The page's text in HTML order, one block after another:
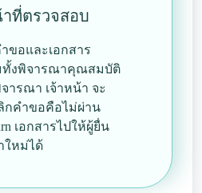
าที่ตรวจสอบ
ขอและเอกสาร
ทั้งพิจารณาคุณสมบัติ
ารณา เจ้าหน้า จะ
กคำขอคือไม่ผ่าน
เอกสารไปให้ผู้ยื่น
ใหม่ได้